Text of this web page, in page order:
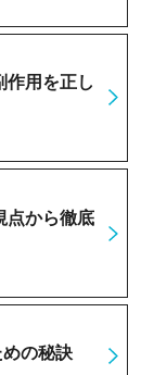
作用を正し
点から徹底
の秘訣